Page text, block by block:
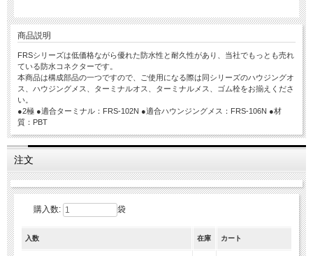
商品説明
FRSシリーズは低価格ながら優れた防水性と耐久性があり、当社でもっとも売れ
ている防水コネクターです。
本商品は構成部品の一つですので、ご使用になる際は同シリーズのハウジングオ
ス、ハウジングメス、ターミナルオス、ターミナルメス、ゴム栓をお揃えくださ
い。
●2極 ●適合ターミナル：FRS-102N ●適合ハウンジングメス：FRS-106N ●材
質：PBT
注文
購入数: 袋
入数 在庫 カート